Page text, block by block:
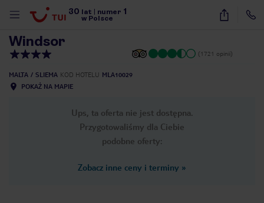
30 lat numer 1
w Polsce
25
Windsor
(1721 opinii)
MALTA SLIEMA KOD HOTELU MLA10029
POKAŻ NA MAPIE
Ups, ta oferta nie jest dostępna.
Przygotowaliśmy dla Ciebie
podobne oferty:
Zobacz inne ceny i terminy »